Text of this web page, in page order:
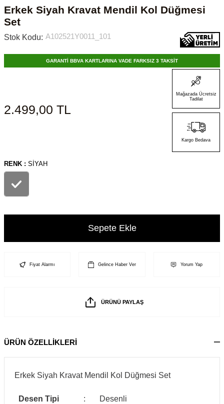
Erkek Siyah Kravat Mendil Kol Düğmesi
Set
Stok Kodu: A102521Y0011_101
GARANTİ BBVA KARTLARINA VADE FARKSIZ 3 TAKSİT
2.499,00 TL
Mağazada Ücretsiz
Tadilat
Kargo Bedava
RENK : SIYAH
Sepete Ekle
Fiyat Alarmı Gelince Haber Ver Yorum Yap
ÜRÜNÜ PAYLAŞ
ÜRÜN ÖZELLİKLERİ
Erkek Siyah Kravat Mendil Kol Düğmesi Set
Desen Tipi : Desenli